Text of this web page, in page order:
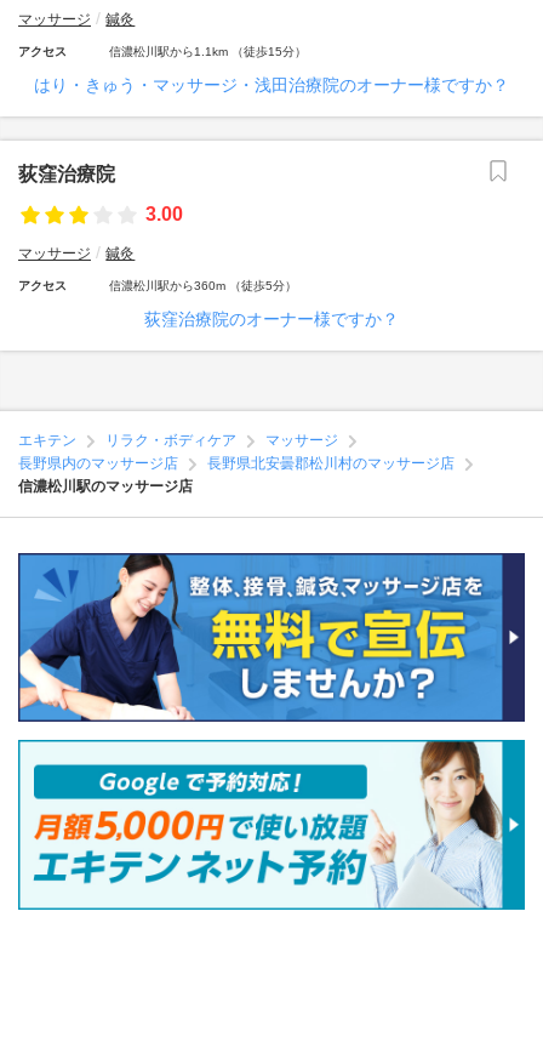
マッサージ 鍼灸
アクセス 信濃松川駅から1.1km （徒歩15分）
はり・きゅう・マッサージ・浅田治療院のオーナー様ですか？
荻窪治療院
3.00
マッサージ 鍼灸
アクセス 信濃松川駅から360m （徒歩5分）
荻窪治療院のオーナー様ですか？
エキテン リラク・ボディケア
マッサージ
長野県内のマッサージ店
長野県北安曇郡松川村のマッサージ店
信濃松川駅のマッサージ店